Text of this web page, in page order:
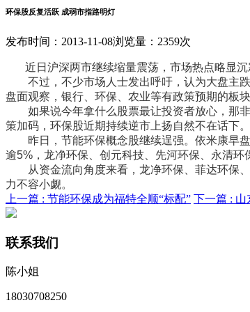
环保股反复活跃 成弱市指路明灯
发布时间：2013-11-08浏览量：2359次
近日沪深两市继续缩量震荡，市场热点略显沉
不过，不少市场人士发出呼吁，认为大盘主跌
盘面观察，银行、环保、农业等有政策预期的板
如果说今年拿什么股票最让投资者放心，那非
策加码，环保股近期持续逆市上扬自然不在话下。
昨日，节能环保概念股继续逞强。依米康早盘
逾5%，龙净环保、创元科技、先河环保、永清环
从资金流向角度来看，龙净环保、菲达环保、
力不容小觑。
上一篇 : 节能环保成为福特全顺“标配” 下一篇 : 山
联系我们
陈小姐
18030708250